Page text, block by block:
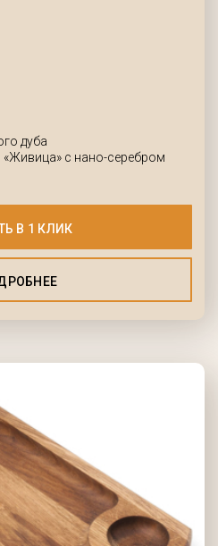
дуба
с нано-серебром
В 1 КЛИК